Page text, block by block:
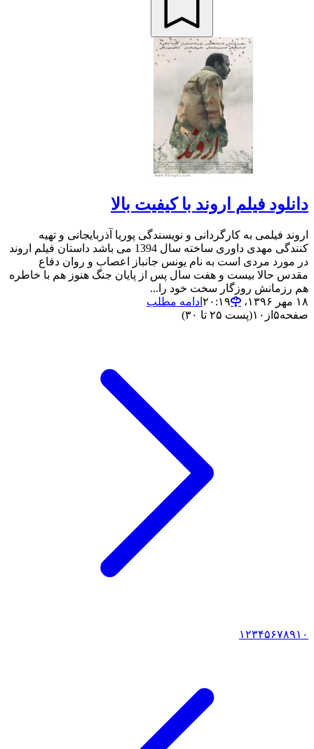
دانلود فیلم اروند با کیفیت بالا
اروند فیلمی به کارگردانی و نویسندگی پوریا آذربایجانی و تهیه‌
کنندگی مهدی داوری ساخته سال 1394 می باشد داستان فیلم اروند
در مورد مردی است به نام یونس جانباز اعصاب و روان دفاع
مقدس حالا بیست و هفت سال پس از پایان جنگ هنوز هم با خاطره
هم رزمانش روزگار سخت خود را...
۱۸ مهر ۱۳۹۶،‏ ۲۰:۱۹
ادامه مطلب
صفحه۵ از ۱۰(پست ۲۵ تا ۳۰)
۱۲۳۴۵۶۷۸۹۱۰